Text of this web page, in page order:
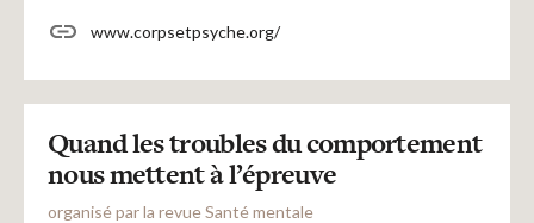
www.corpsetpsyche.org/
Quand les troubles du comportement
nous mettent à l’épreuve
organisé par la revue Santé mentale